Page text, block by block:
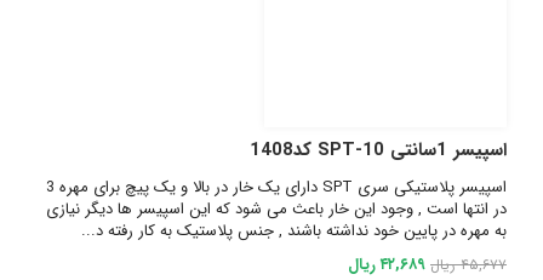
اسپیسر 1سانتی SPT-10 کد1408
اسپیسر پلاستیکی سری SPT دارای یک خار در بالا و یک پیچ برای مهره 3
در انتها است , وجود این خار باعث می شود که این اسپیسر ها دیگر نیازی
به مهره در پایین خود نداشته باشند , جنس پلاستیک به کار رفته د...
۴۵,۶۷۷ ریال ۴۲,۶۸۹ ریال